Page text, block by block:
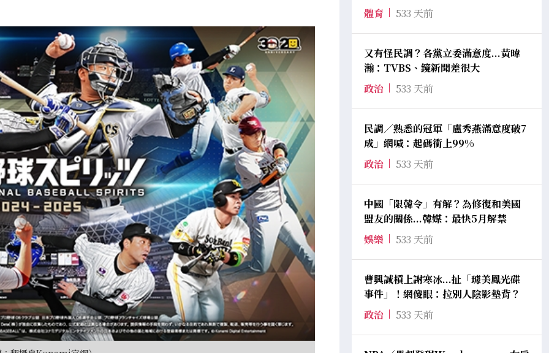
體育
533 天前
又有怪民調？各黨立委滿意度...黃暐
瀚：TVBS、鏡新聞差很大
政治
533 天前
民調／熟悉的冠軍「盧秀燕滿意度破7
成」網喊：起碼衝上99%
政治
533 天前
中國「限韓令」有解？為修復和美國
盟友的關係...韓媒：最快5月解禁
娛樂
533 天前
曹興誠槓上謝寒冰...扯「璩美鳳光碟
事件」！網傻眼：拉別人陰影墊背？
政治
533 天前